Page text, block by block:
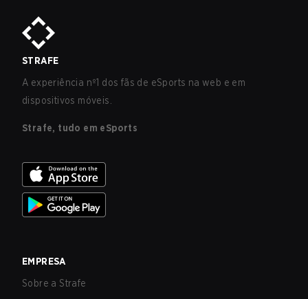
STRAFE
A experiência nº1 dos fãs de eSports na web e em
dispositivos móveis.
Strafe, tudo em eSports
EMPRESA
Sobre a Strafe